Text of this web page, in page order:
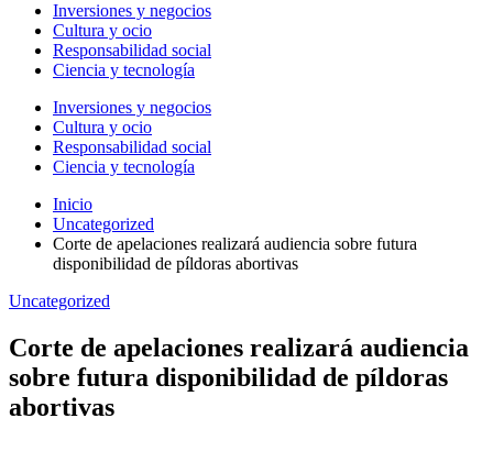
Inversiones y negocios
Cultura y ocio
Responsabilidad social
Ciencia y tecnología
Inversiones y negocios
Cultura y ocio
Responsabilidad social
Ciencia y tecnología
Inicio
Uncategorized
Corte de apelaciones realizará audiencia sobre futura
disponibilidad de píldoras abortivas
Uncategorized
Corte de apelaciones realizará audiencia
sobre futura disponibilidad de píldoras
abortivas